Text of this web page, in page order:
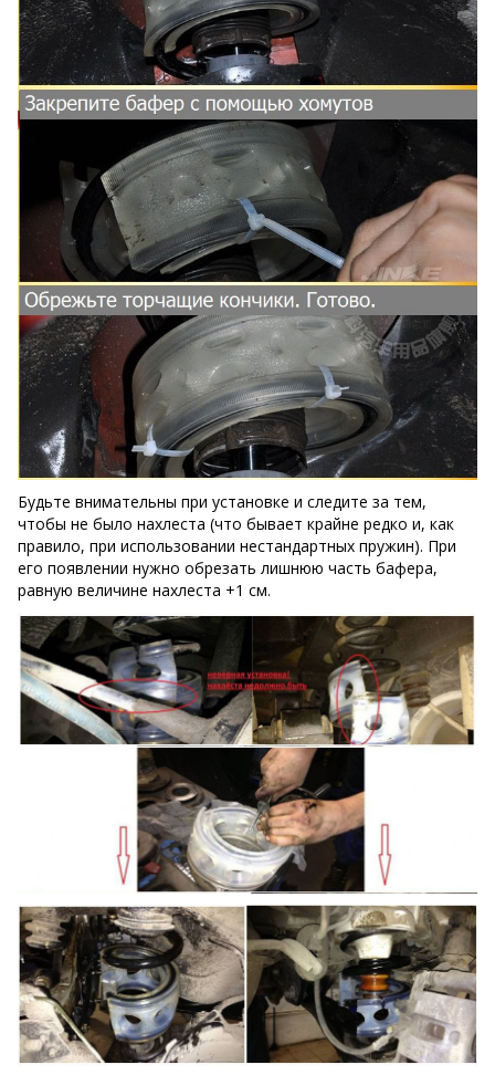
Будьте внимательны при установке и следите за тем,
чтобы не было нахлеста (что бывает крайне редко и, как
правило, при использовании нестандартных пружин). При
его появлении нужно обрезать лишнюю часть бафера,
равную величине нахлеста +1 см.